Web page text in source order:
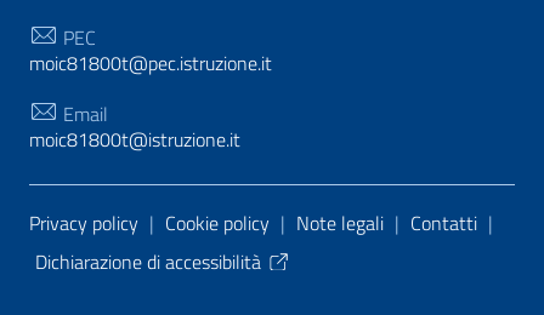
PEC
moic81800t@pec.istruzione.it
Email
moic81800t@istruzione.it
Sezione Link Utili
Privacy policy | Cookie policy | Note legali | Contatti |
Dichiarazione di accessibilità